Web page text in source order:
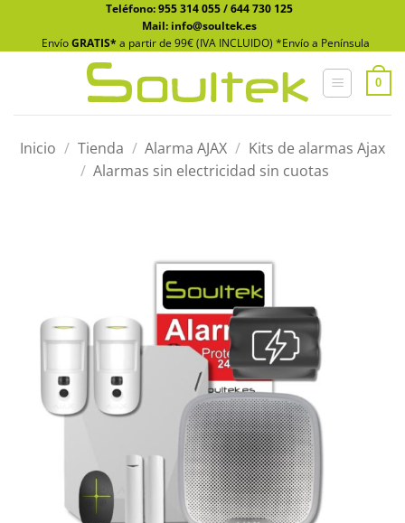
contenido
Teléfono:955 314 055/644 730 125
Mail: info@soultek.es
EnvíoGRATIS* a partir de 99€ (IVA INCLUIDO) *Envío a Península
0
Inicio / Tienda / Alarma AJAX / Kits de alarmas Ajax
/ Alarmas sin electricidad sin cuotas